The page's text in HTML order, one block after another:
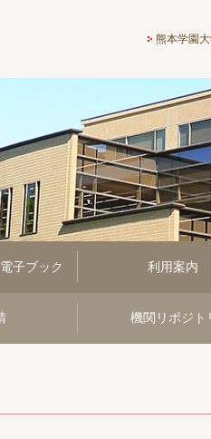
熊本学園
熊本学園
子ブック 利用案内
機関リポジト